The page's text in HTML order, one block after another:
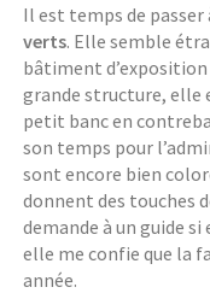
Il est temps de passer
verts. Elle semble
bâtiment d’exposition
grande structure, elle
petit banc en
son temps pour
sont encore bien
donnent des touches
demande à un guide
elle me confie que la
année.